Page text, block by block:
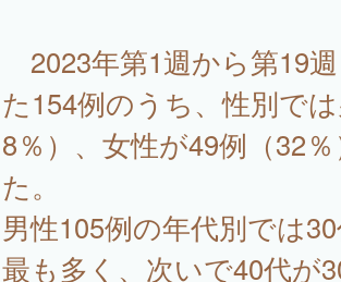
2023年第1週から第19
た154例のうち、性別で
8％）、女性が49例（32
た。
男性105例の年代別では
最も多く、次いで40代が